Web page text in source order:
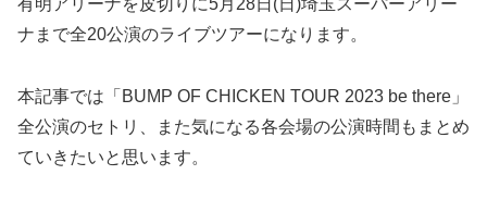
ナまで全20公演のライブツアーになります。
本記事では「BUMP OF CHICKEN TOUR 2023 be there」
全公演のセトリ、また気になる各会場の公演時間もまとめ
ていきたいと思います。